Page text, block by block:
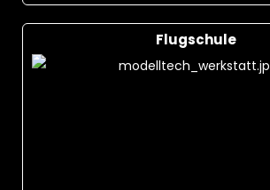
Flugschule